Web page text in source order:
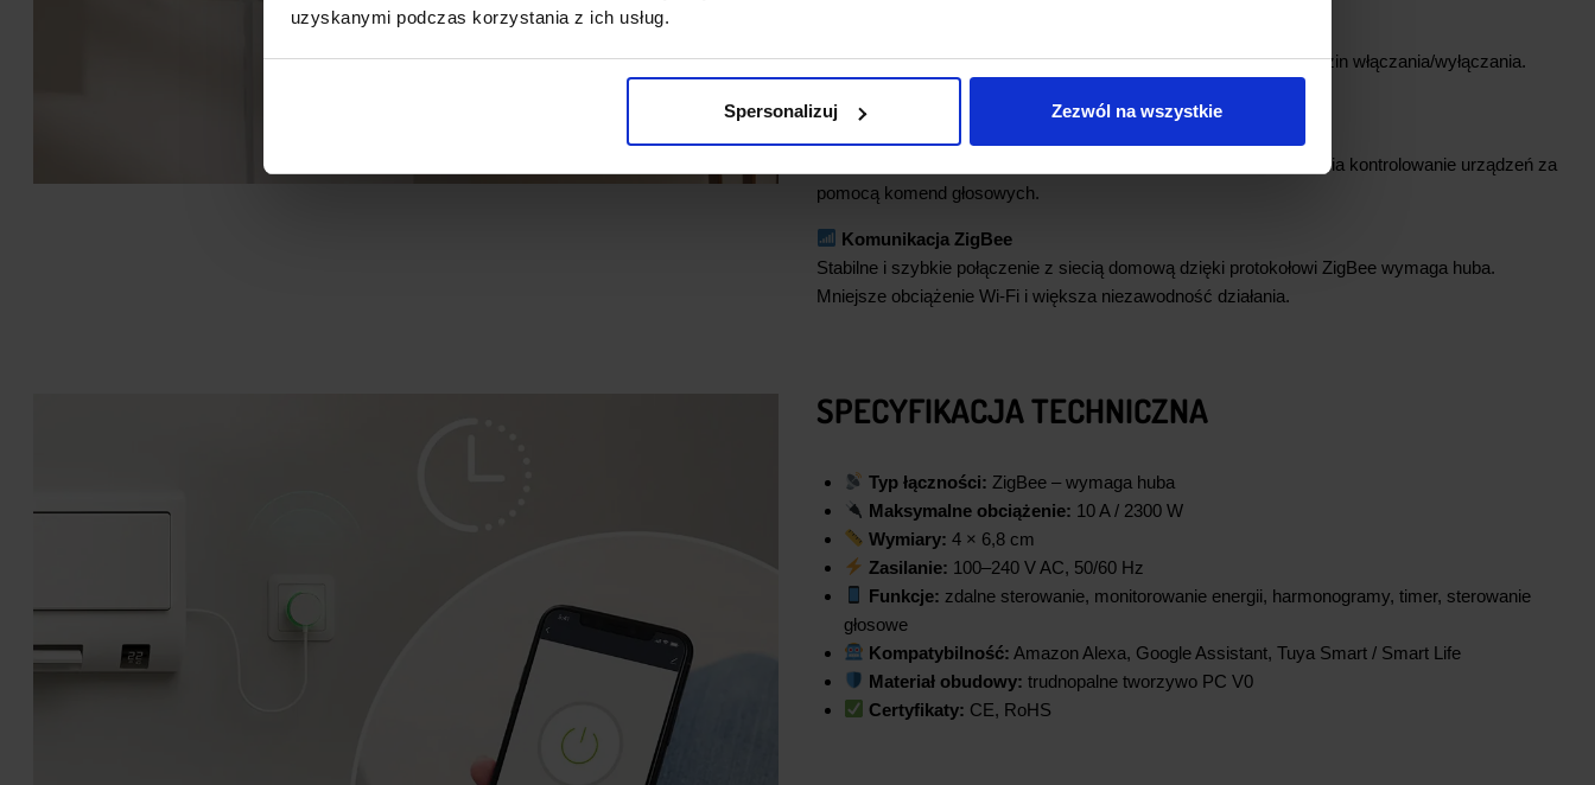
uzyskanymi podczas korzystania z ich usług.
Spersonalizuj Zezwól na wszystkie
Automatyczne zarządzanie urządzeniami poprzez ustawianie godzin włączania/wyłączania.
Pełna kompatybilność z Amazon Alexa i Google Assistant umożliwia kontrolowanie urządzeń za
pomocą komend głosowych.
Komunikacja ZigBee
Stabilne i szybkie połączenie z siecią domową dzięki protokołowi ZigBee wymaga huba.
Mniejsze obciążenie Wi-Fi i większa niezawodność działania.
SPECYFIKACJA TECHNICZNA
Typ łączności: ZigBee – wymaga huba
Maksymalne obciążenie: 10 A / 2300 W
Wymiary: 4 × 6,8 cm
Zasilanie: 100–240 V AC, 50/60 Hz
Funkcje: zdalne sterowanie, monitorowanie energii, harmonogramy, timer, sterowanie
głosowe
Kompatybilność: Amazon Alexa, Google Assistant, Tuya Smart / Smart Life
Materiał obudowy: trudnopalne tworzywo PC V0
Certyfikaty: CE, RoHS